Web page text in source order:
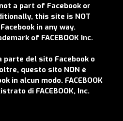
a part of Facebook or
this site is NOT
in any way.
of FACEBOOK Inc.
parte del sito Facebook o
questo sito NON è
in alcun modo. FACEBOOK
di FACEBOOK, Inc.